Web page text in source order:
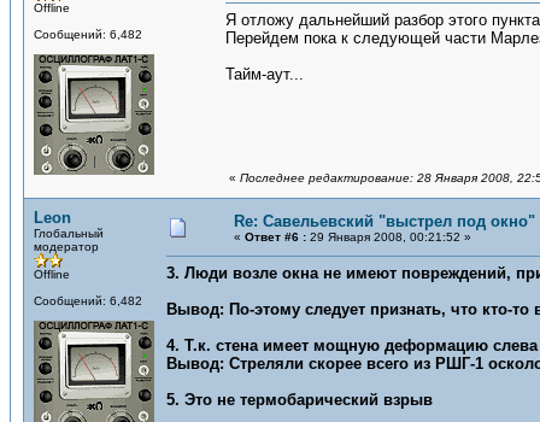
Offline
Сообщений: 6,482
Я отложу дальнейший разбор этого
Перейдем пока к следующей части
Тайм-аут...
« Последнее редактирование: 28 Января 2008,
Leon
Глобальный
модератор
Offline
Сообщений: 6,482
Re: Савельевский "выстрел под окно"
« Ответ #6 : 29 Января 2008, 00:21:52 »
3. Люди возле окна не имеют повреждений,
Вывод: По-этому следует признать, что кто-
4. Т.к. стена имеет мощную деформацию
Вывод: Стреляли скорее всего из РШГ-1
5. Это не термобарический взрыв